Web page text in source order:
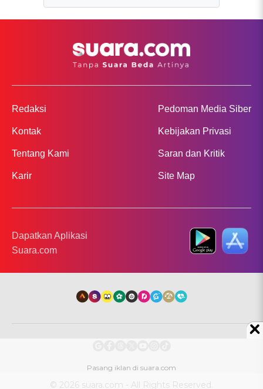
Redaksi
Kontak
Tentang Kami
Karir
Pedoman Media Siber
Kebijakan Privasi
Saran dan Kritik
Site Map
Dapatkan Aplikasi
Suara.com
© 2026 suara.com - All Rights Reserved.